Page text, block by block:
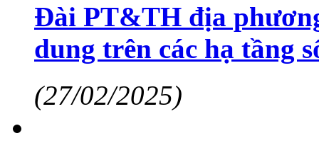
Đài PT&TH địa
dung trên các hạ tầng
(27/02/2025)